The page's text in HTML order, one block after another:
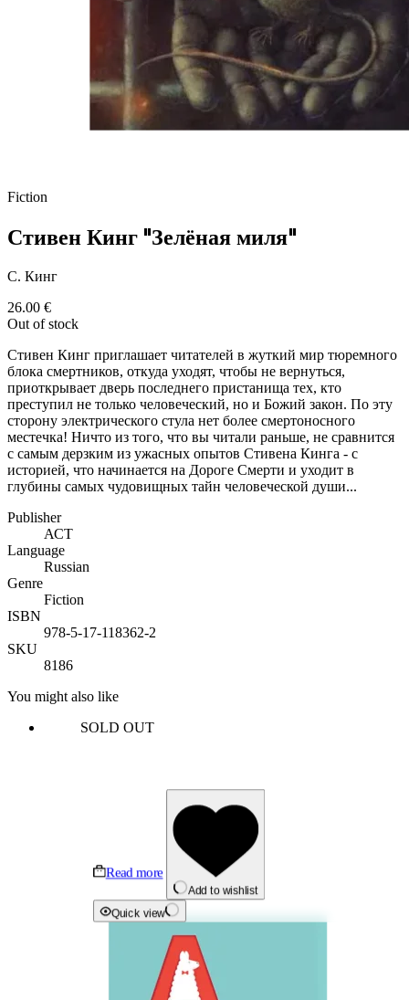
Fiction
Стивен Кинг "Зелёная миля"
С. Кинг
26.00 €
Out of stock
Стивен Кинг приглашает читателей в жуткий мир тюремного
блока смертников, откуда уходят, чтобы не вернуться,
приоткрывает дверь последнего пристанища тех, кто
преступил не только человеческий, но и Божий закон. По эту
сторону электрического стула нет более смертоносного
местечка! Ничто из того, что вы читали раньше, не сравнится
с самым дерзким из ужасных опытов Стивена Кинга - с
историей, что начинается на Дороге Смерти и уходит в
глубины самых чудовищных тайн человеческой души...
Publisher
АСТ
Language
Russian
Genre
Fiction
ISBN
978-5-17-118362-2
SKU
8186
You might also like
SOLD OUT
Read more
Add to wishlist
Quick view